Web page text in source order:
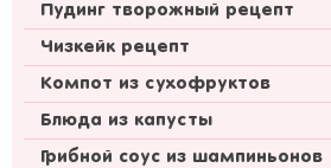
Пудинг творожный рецепт
Чизкейк рецепт
Компот из сухофруктов
Блюда из капусты
Грибной соус из шампиньонов